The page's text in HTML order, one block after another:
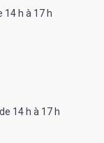
14 h à 17 h
14 h à 17 h